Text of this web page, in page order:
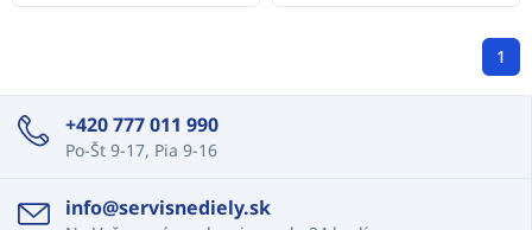
1
+420 777 011 990
Po-Št 9-17, Pia 9-16
info@servisnediely.sk